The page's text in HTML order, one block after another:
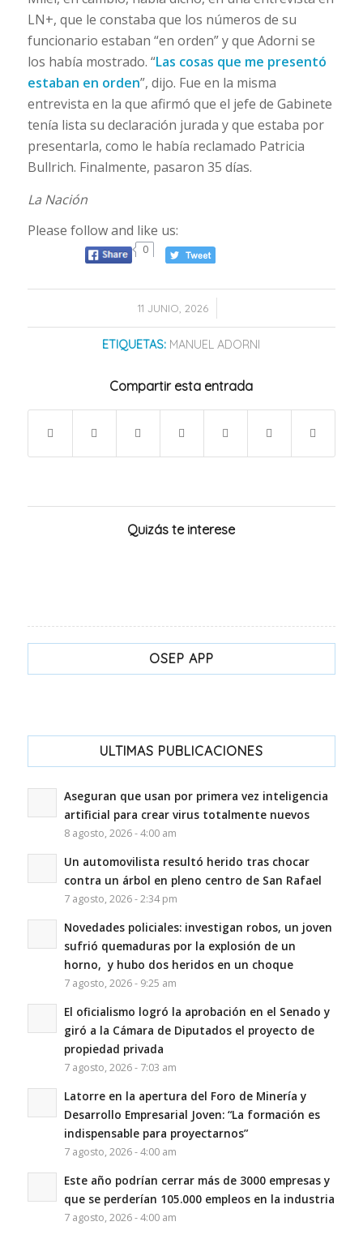
LN+, que le constaba que los números de su
funcionario estaban “en orden” y que Adorni se
los había mostrado. “Las cosas que me presentó
estaban en orden”, dijo. Fue en la misma
entrevista en la que afirmó que el jefe de Gabinete
tenía lista su declaración jurada y que estaba por
presentarla, como le había reclamado Patricia
Bullrich. Finalmente, pasaron 35 días.
La Nación
Please follow and like us:
0
11 JUNIO, 2026
/
ETIQUETAS: MANUEL ADORNI
Compartir esta entrada
Quizás te interese
OSEP APP
ULTIMAS PUBLICACIONES
Aseguran que usan por primera vez inteligencia
artificial para crear virus totalmente nuevos
8 agosto, 2026 - 4:00 am
Un automovilista resultó herido tras chocar
contra un árbol en pleno centro de San Rafael
7 agosto, 2026 - 2:34 pm
Novedades policiales: investigan robos, un joven
sufrió quemaduras por la explosión de un
horno, y hubo dos heridos en un choque
7 agosto, 2026 - 9:25 am
El oficialismo logró la aprobación en el Senado y
giró a la Cámara de Diputados el proyecto de
propiedad privada
7 agosto, 2026 - 7:03 am
Latorre en la apertura del Foro de Minería y
Desarrollo Empresarial Joven: “La formación es
indispensable para proyectarnos”
7 agosto, 2026 - 4:00 am
Este año podrían cerrar más de 3000 empresas y
que se perderían 105.000 empleos en la industria
7 agosto, 2026 - 4:00 am